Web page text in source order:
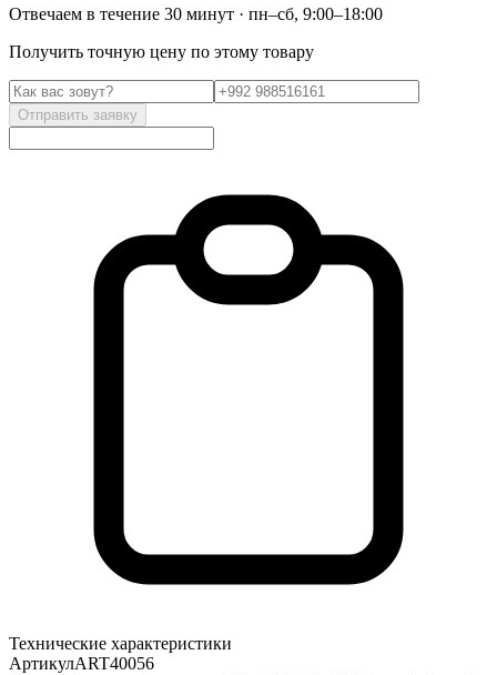
Отвечаем в течение 30 минут · пн–сб, 9:00–18:00
Получить точную цену по этому товару
Отправить заявку
Технические характеристики
АртикулART40056